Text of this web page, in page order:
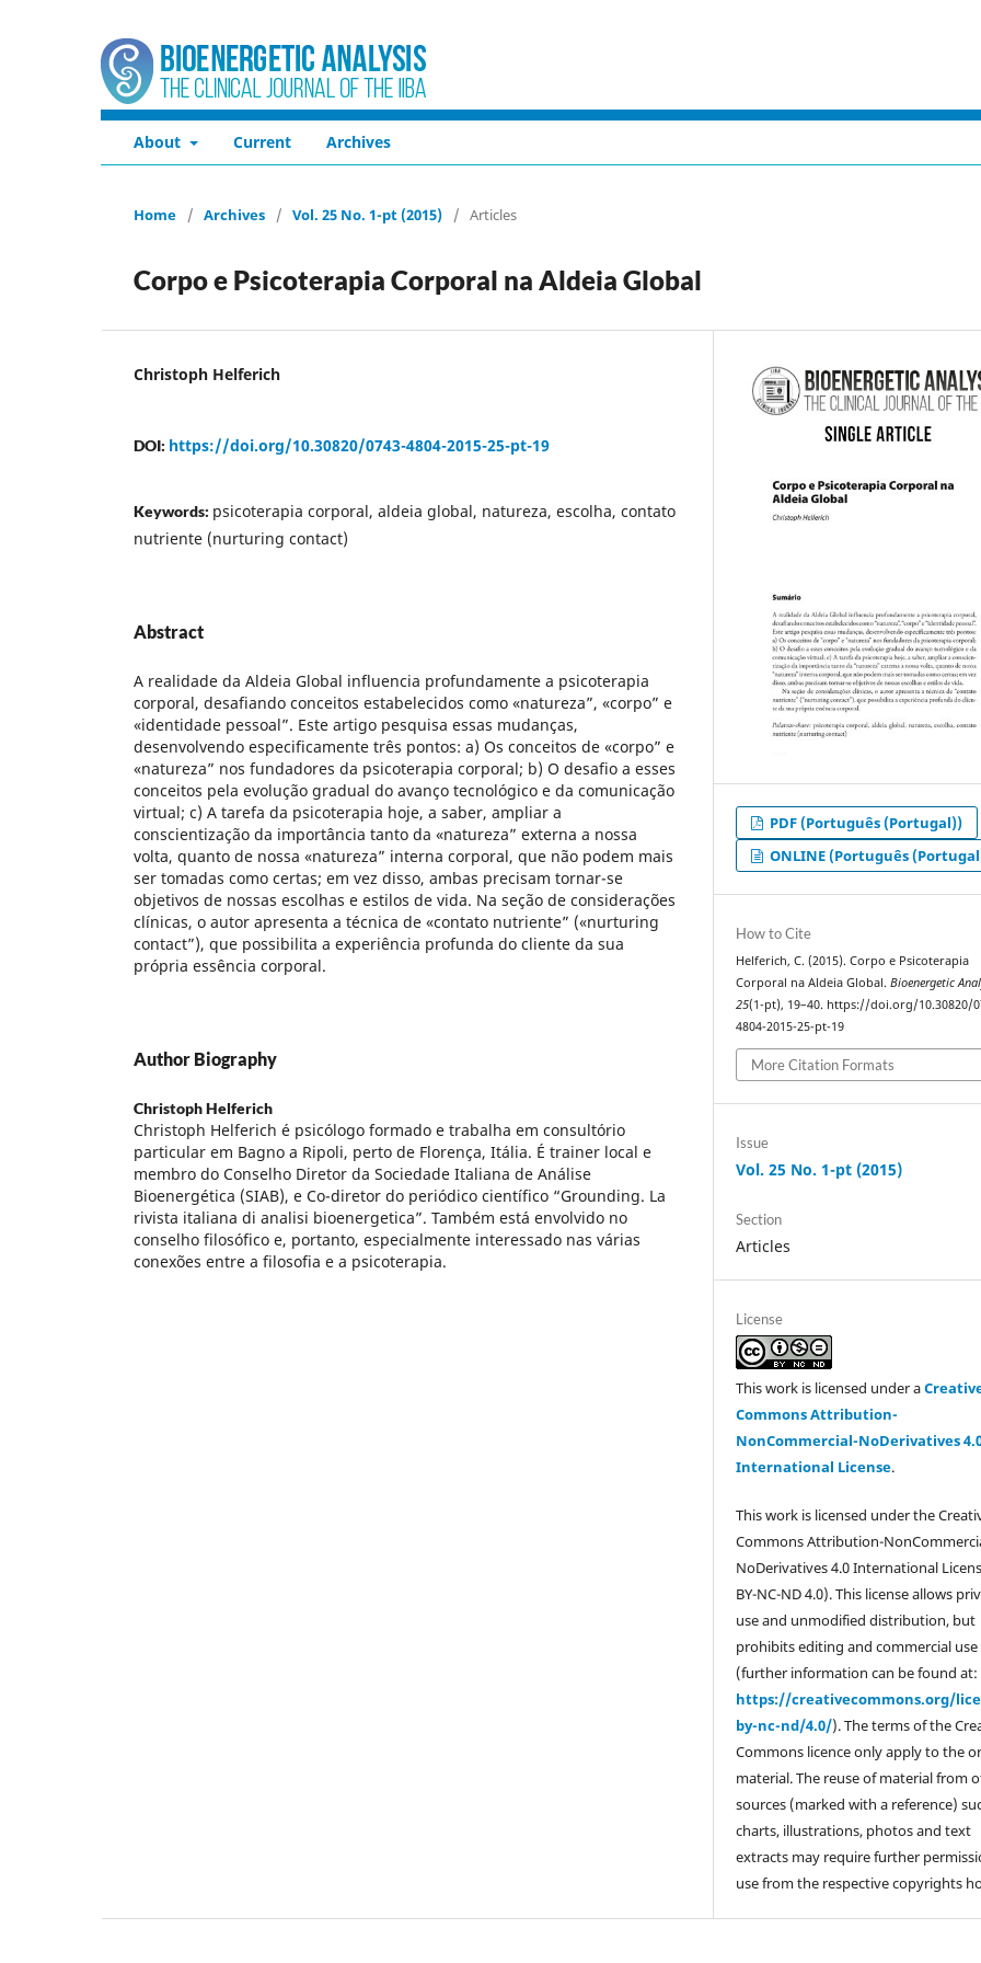
About Current Archives
Home / Archives / Vol. 25 No. 1-pt (2015) / Articles
Corpo e Psicoterapia Corporal na Aldeia Global
Christoph Helferich
DOI: https://doi.org/10.30820/0743-4804-2015-25-pt-19
Keywords: psicoterapia corporal, aldeia global, natureza, escolha, contato
nutriente (nurturing contact)
Abstract
A realidade da Aldeia Global influencia profundamente a psicoterapia
corporal, desafiando conceitos estabelecidos como «natureza”, «corpo” e
«identidade pessoal”. Este artigo pesquisa essas mudanças,
desenvolvendo especificamente três pontos: a) Os conceitos de «corpo” e
«natureza” nos fundadores da psicoterapia corporal; b) O desafio a esses
conceitos pela evolução gradual do avanço tecnológico e da comunicação
virtual; c) A tarefa da psicoterapia hoje, a saber, ampliar a
conscientização da importância tanto da «natureza” externa a nossa
volta, quanto de nossa «natureza” interna corporal, que não podem mais
ser tomadas como certas; em vez disso, ambas precisam tornar-se
objetivos de nossas escolhas e estilos de vida. Na seção de considerações
clínicas, o autor apresenta a técnica de «contato nutriente” («nurturing
contact”), que possibilita a experiência profunda do cliente da sua
própria essência corporal.
Author Biography
Christoph Helferich
Christoph Helferich é psicólogo formado e trabalha em consultório
particular em Bagno a Ripoli, perto de Florença, Itália. É trainer local e
membro do Conselho Diretor da Sociedade Italiana de Análise
Bioenergética (SIAB), e Co-diretor do periódico científico “Grounding. La
rivista italiana di analisi bioenergetica”. Também está envolvido no
conselho filosófico e, portanto, especialmente interessado nas várias
conexões entre a filosofia e a psicoterapia.
PDF (Português (Portugal))
ONLINE (Português
How to Cite
Helferich, C. (2015). Corpo e Psicoterapia
Corporal na Aldeia Global.Bioenergetic
25(1-pt), 19–40. https://doi.org/10.30820/
4804-2015-25-pt-19
More Citation Formats
Issue
Vol. 25 No. 1-pt (2015)
Section
Articles
License
This work is licensed under a
Commons Attribution-
NonCommercial-NoDerivatives
International License.
This work is licensed under the
Commons Attribution-
NoDerivatives 4.0 International
BY-NC-ND 4.0). This license allows
use and unmodified distribution, but
prohibits editing and commercial use
(further information can be found at:
https://creativecommons.org/
by-nc-nd/4.0/). The terms of the
Commons licence only apply to the
material. The reuse of material from
sources (marked with a reference)
charts, illustrations, photos and text
extracts may require further
use from the respective copyrights